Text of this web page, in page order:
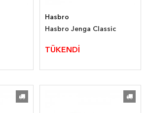
Hasbro
Hasbro Jenga Classic
TÜKENDİ